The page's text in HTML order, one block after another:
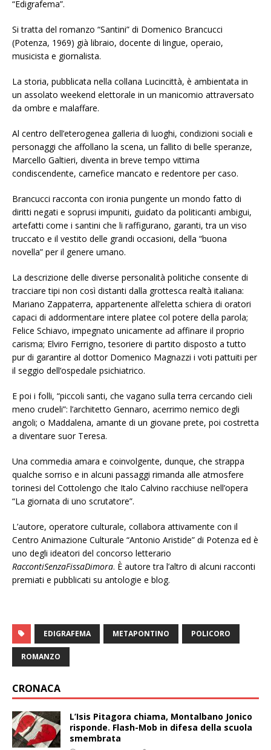
“Edigrafema”.
Si tratta del romanzo “Santini” di Domenico Brancucci
(Potenza, 1969) già libraio, docente di lingue, operaio,
musicista e giornalista.
La storia, pubblicata nella collana Lucincittà, è ambientata in
un assolato weekend elettorale in un manicomio attraversato
da ombre e malaffare.
Al centro dell’eterogenea galleria di luoghi, condizioni sociali e
personaggi che affollano la scena, un fallito di belle speranze,
Marcello Galtieri, diventa in breve tempo vittima
condiscendente, carnefice mancato e redentore per caso.
Brancucci racconta con ironia pungente un mondo fatto di
diritti negati e soprusi impuniti, guidato da politicanti ambigui,
artefatti come i santini che li raffigurano, garanti, tra un viso
truccato e il vestito delle grandi occasioni, della “buona
novella” per il genere umano.
La descrizione delle diverse personalità politiche consente di
tracciare tipi non così distanti dalla grottesca realtà italiana:
Mariano Zappaterra, appartenente all’eletta schiera di oratori
capaci di addormentare intere platee col potere della parola;
Felice Schiavo, impegnato unicamente ad affinare il proprio
carisma; Elviro Ferrigno, tesoriere di partito disposto a tutto
pur di garantire al dottor Domenico Magnazzi i voti pattuiti per
il seggio dell’ospedale psichiatrico.
E poi i folli, “piccoli santi, che vagano sulla terra cercando cieli
meno crudeli”: l’architetto Gennaro, acerrimo nemico degli
angoli; o Maddalena, amante di un giovane prete, poi costretta
a diventare suor Teresa.
Una commedia amara e coinvolgente, dunque, che strappa
qualche sorriso e in alcuni passaggi rimanda alle atmosfere
torinesi del Cottolengo che Italo Calvino racchiuse nell’opera
“La giornata di uno scrutatore”.
L’autore, operatore culturale, collabora attivamente con il
Centro Animazione Culturale “Antonio Aristide” di Potenza ed è
uno degli ideatori del concorso letterario
RaccontiSenzaFissaDimora. È autore tra l’altro di alcuni racconti
premiati e pubblicati su antologie e blog.
EDIGRAFEMA METAPONTINO POLICORO
ROMANZO
CRONACA
L’Isis Pitagora chiama, Montalbano Jonico
risponde. Flash-Mob in difesa della scuola
smembrata